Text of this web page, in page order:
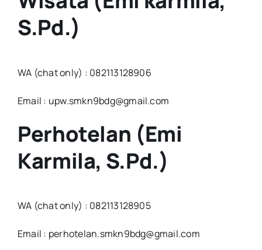
S.Pd.)
WA (chat only) : 082113128906
Email : upw.smkn9bdg@gmail.com
Perhotelan (Emi
Karmila, S.Pd.)
WA (chat only) : 082113128905
Email : perhotelan.smkn9bdg@gmail.com